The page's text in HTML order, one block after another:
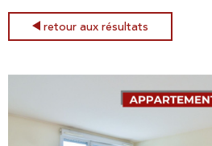
retour aux résultats